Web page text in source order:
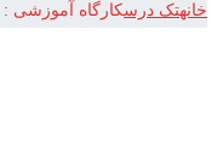
خانهتک درسکارگاه آموزشی